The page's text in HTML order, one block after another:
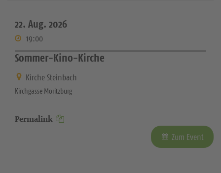
22. Aug. 2026
19:00
Sommer-Kino-Kirche
Kirche Steinbach
Kirchgasse Moritzburg
Permalink
Zum Event